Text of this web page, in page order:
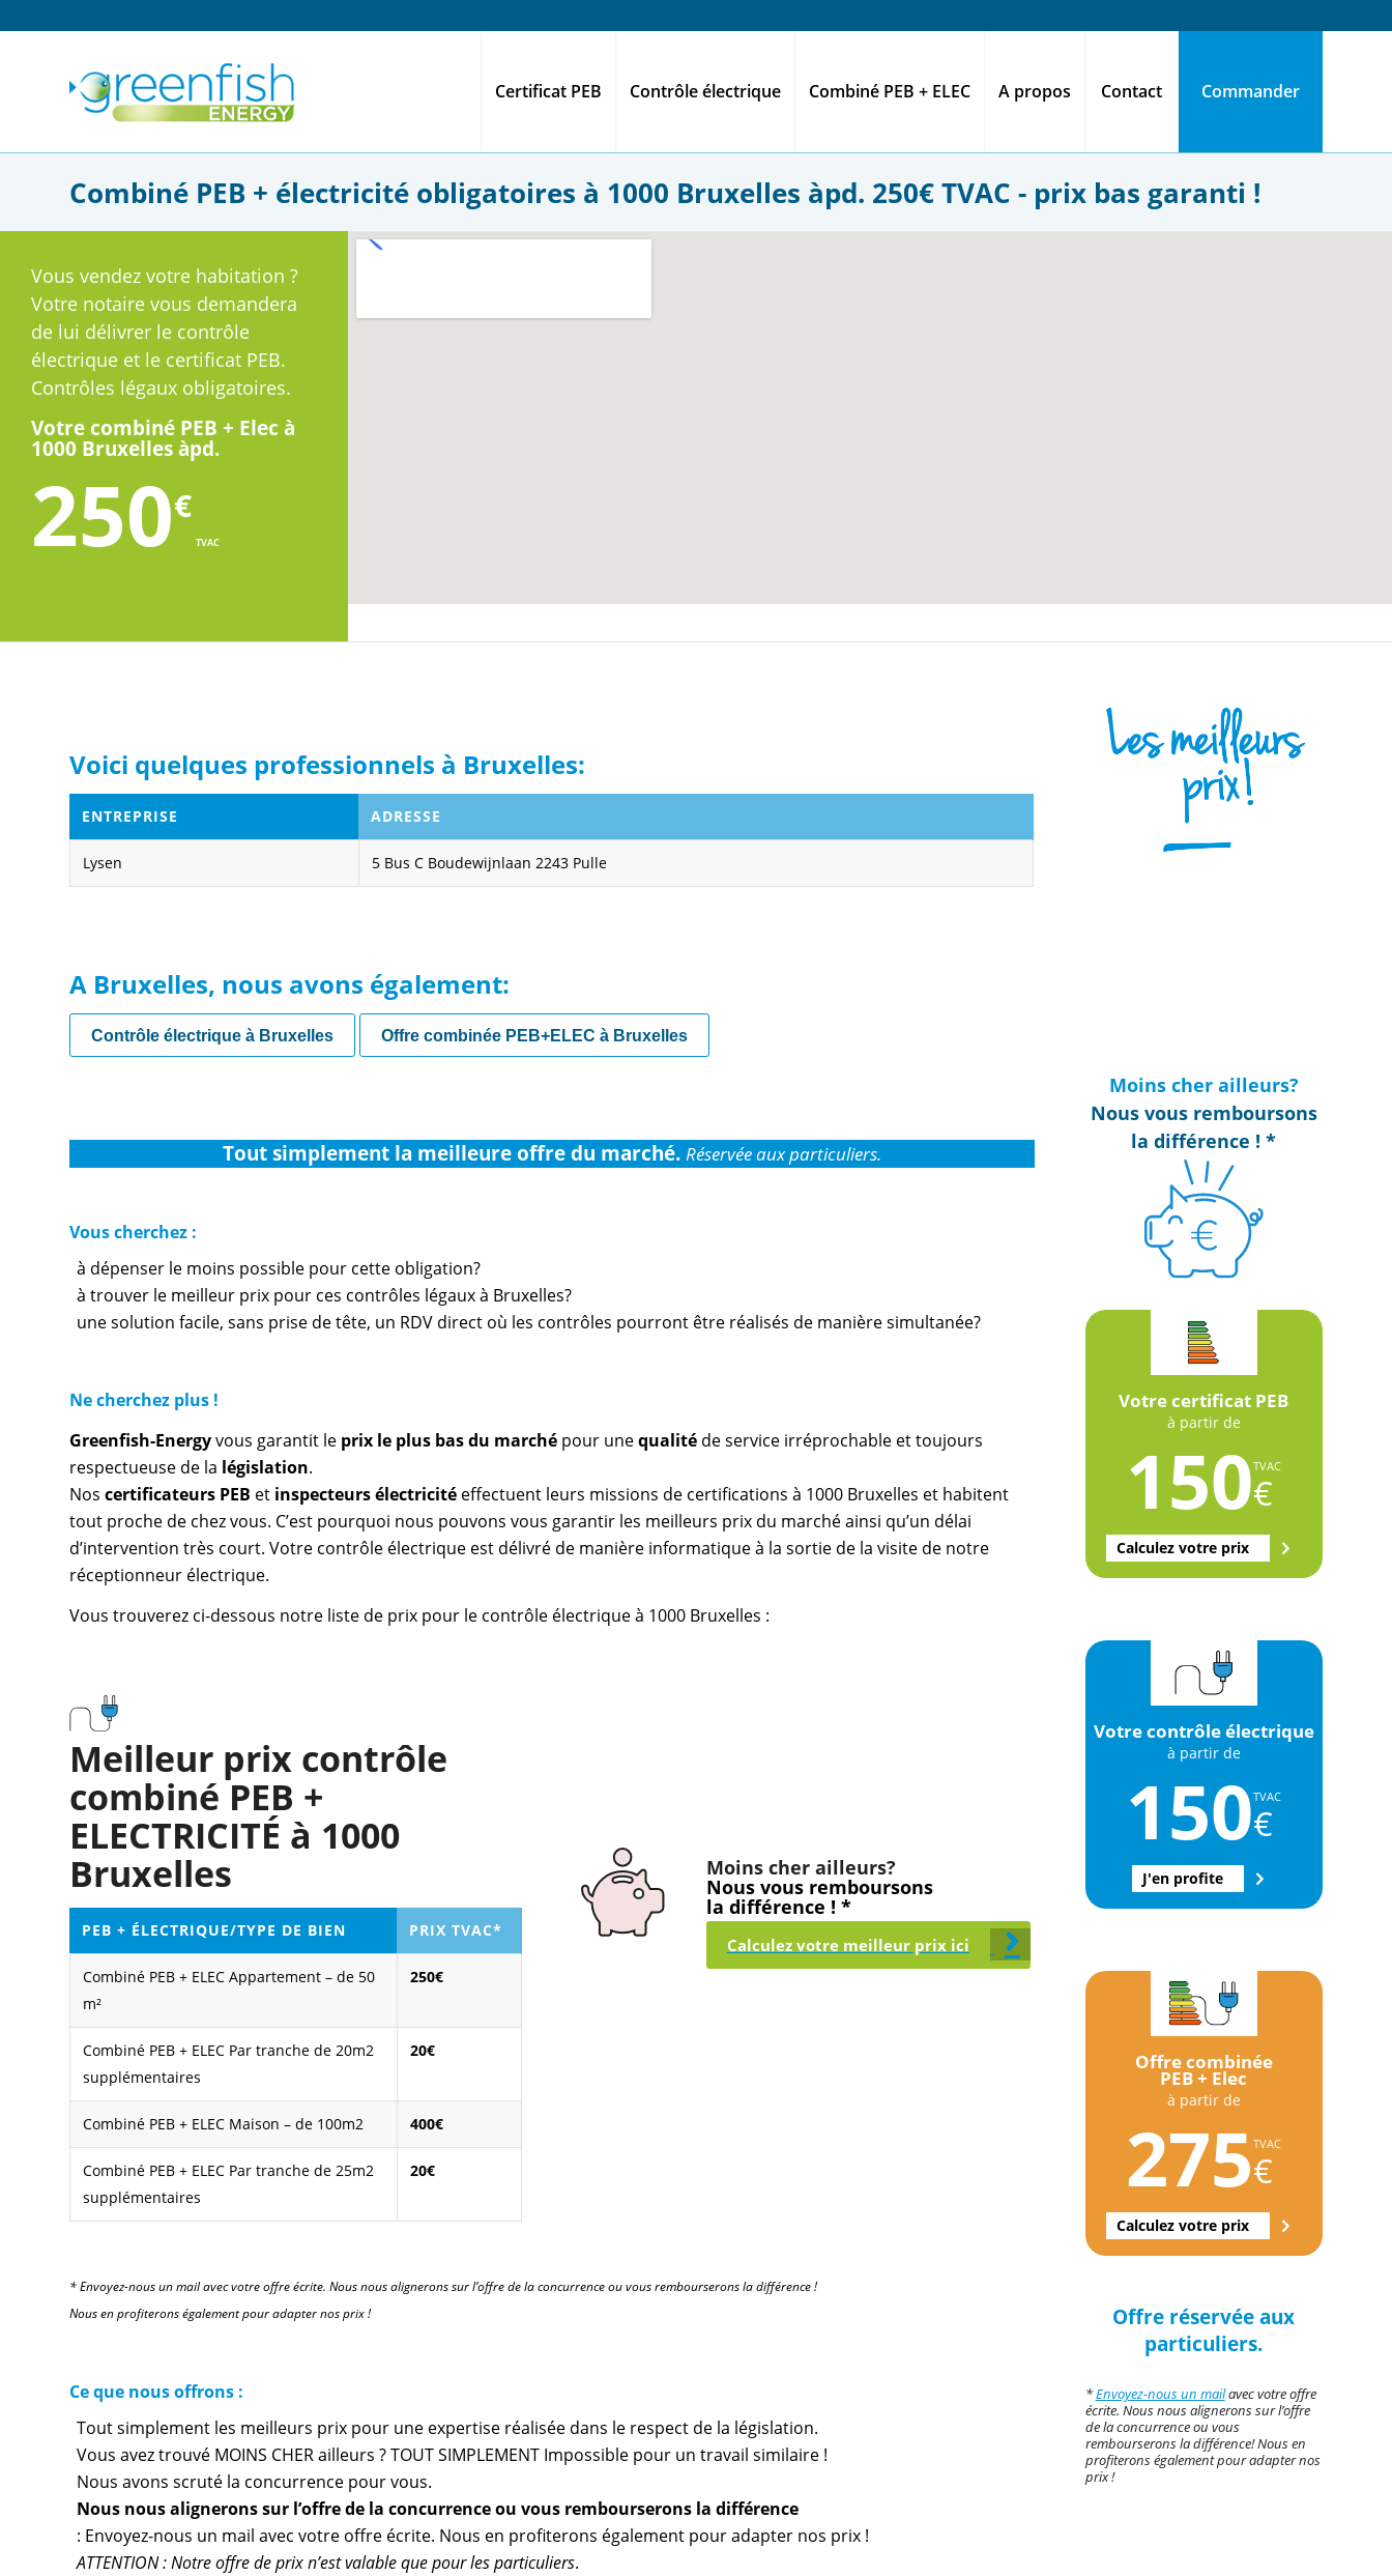
Certificat PEB Contrôle électrique Combiné PEB + ELEC A propos Contact Commander
Combiné PEB + électricité obligatoires à 1000 Bruxelles àpd. 250€ TVAC - prix bas garanti !
Vous vendez votre habitation ?
Votre notaire vous demandera
de lui délivrer le contrôle
électrique et le certificat PEB.
Contrôles légaux obligatoires.
Votre combiné PEB + Elec à
1000 Bruxelles àpd.
250€
TVAC
Voici quelques professionnels à Bruxelles:
ENTREPRISE ADRESSE
Lysen 5 Bus C Boudewijnlaan 2243 Pulle
A Bruxelles, nous avons également:
Contrôle électrique à Bruxelles Offre combinée PEB+ELEC à Bruxelles
Tout simplement la meilleure offre du marché. Réservée aux particuliers.
Vous cherchez :
à dépenser le moins possible pour cette obligation?
à trouver le meilleur prix pour ces contrôles légaux à Bruxelles?
une solution facile, sans prise de tête, un RDV direct où les contrôles pourront être réalisés de manière simultanée?
Ne cherchez plus !
Greenfish-Energyvous garantit le prix le plus bas du marché pour unequalité de service irréprochable et toujours
respectueuse de la législation.
Nos certificateurs PEB et inspecteurs électricité effectuent leurs missions de certifications à 1000 Bruxelles et habitent
tout proche de chez vous. C’est pourquoi nous pouvons vous garantir les meilleurs prix du marché ainsi qu’un délai
d’intervention très court. Votre contrôle électrique est délivré de manière informatique à la sortie de la visite de notre
réceptionneur électrique.
Vous trouverez ci-dessous notre liste de prix pour le contrôle électrique à 1000 Bruxelles :
Meilleur prix contrôle
combiné PEB +
ELECTRICITÉ à 1000
Bruxelles
PEB + ÉLECTRIQUE/TYPE DE BIEN PRIX TVAC*
Combiné PEB + ELEC Appartement – de 50
m²
250€
Combiné PEB + ELEC Par tranche de 20m2
supplémentaires
20€
Combiné PEB + ELEC Maison – de 100m2 400€
Combiné PEB + ELEC Par tranche de 25m2
supplémentaires
20€
Moins cher ailleurs?
Nous vous remboursons
la différence ! *
Calculez votre meilleur prix ici
* Envoyez-nous un mail avec votre offre écrite. Nous nous alignerons sur l’offre de la concurrence ou vous rembourserons la différence !
Nous en profiterons également pour adapter nos prix !
Ce que nous offrons :
Tout simplement les meilleurs prix pour une expertise réalisée dans le respect de la législation.
Vous avez trouvé MOINS CHER ailleurs ? TOUT SIMPLEMENT Impossible pour un travail similaire !
Nous avons scruté la concurrence pour vous.
Nous nous alignerons sur l’offre de la concurrence ou vous rembourserons la différence
: Envoyez-nous un mail avec votre offre écrite. Nous en profiterons également pour adapter nos prix !
ATTENTION : Notre offre de prix n’est valable que pour les particuliers.
Moins cher ailleurs?
Nous vous remboursons
la différence ! *
Votre certificat PEB
à partir de
150TVAC
€
Calculez votre prix
Votre contrôle électrique
à partir de
150TVAC
€
J'en profite
Offre combinée
PEB + Elec
à partir de
275TVAC
€
Calculez votre prix
Offre réservée aux
particuliers.
*Envoyez-nous un mailavec votre offre
écrite. Nous nous alignerons sur l’offre
de la concurrence ou vous
rembourserons la différence! Nous en
profiterons également pour adapter nos
prix !